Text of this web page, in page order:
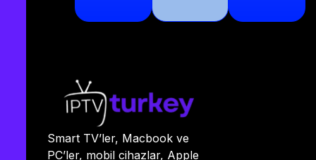
Smart TV’ler, Macbook ve
PC’ler, mobil cihazlar, Apple